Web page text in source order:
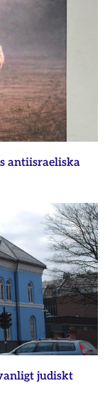
antiisraeliska
judiskt